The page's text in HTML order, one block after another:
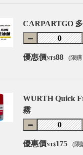
CARPARTGO
優惠價NT$88 (限購
WURTH Quick
霧
優惠價NT$175 (限